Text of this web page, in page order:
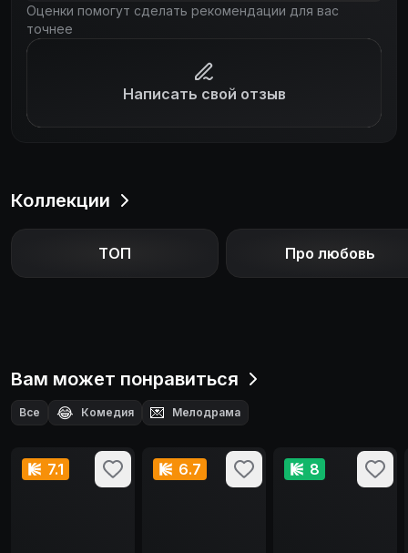
Оценки помогут сделать рекомендации для вас
точнее
Написать свой отзыв
Коллекции
ТОП Про любовь
Вам может понравиться
Все 😂 Комедия 💌 Мелодрама
7.1 6.7 8